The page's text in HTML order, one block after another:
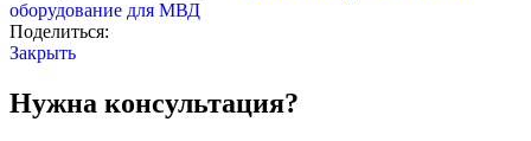
оборудование для МВД
Поделиться:
Закрыть
Нужна консультация?